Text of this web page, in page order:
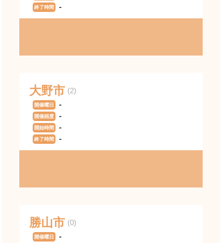
終了時間 -
大野市 (2)
開催曜日 -
開催頻度 -
開始時間 -
終了時間 -
勝山市 (0)
開催曜日 -